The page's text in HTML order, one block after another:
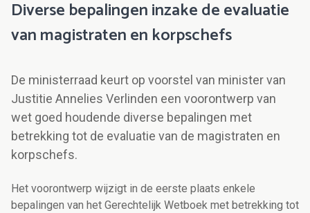
Diverse bepalingen inzake de evaluatie
van magistraten en korpschefs
De ministerraad keurt op voorstel van minister van
Justitie Annelies Verlinden een voorontwerp van
wet goed houdende diverse bepalingen met
betrekking tot de evaluatie van de magistraten en
korpschefs.
Het voorontwerp wijzigt in de eerste plaats enkele
bepalingen van het Gerechtelijk Wetboek met betrekking tot